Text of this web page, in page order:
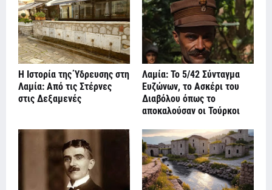
Η Ιστορία της Ύδρευσης στη
Λαμία: Από τις Στέρνες
στις Δεξαμενές
Λαμία: Το 5/42 Σύνταγμα
Ευζώνων, το Ασκέρι του
Διαβόλου όπως το
αποκαλούσαν οι Τούρκοι